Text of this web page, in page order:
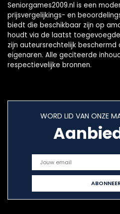
Seniorgames2009.nl is een
prijsvergelijkings- en
biedt die beschikbaar zijn op
houdt via de laatst
zijn auteursrechtelijk
eigenaren. Alle geciteerde
respectievelijke bronnen.
WORD LID VAN ONZE